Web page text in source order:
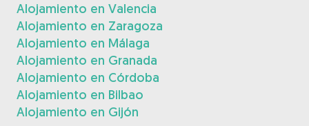
Alojamiento en Valencia
Alojamiento en Zaragoza
Alojamiento en Málaga
Alojamiento en Granada
Alojamiento en Córdoba
Alojamiento en Bilbao
Alojamiento en Gijón